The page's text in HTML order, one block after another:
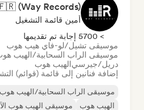
أمين قائمة التشغيل
> 5700 إجابة تم تقديمها
موسيقى تشيل/لو-فاي هيب هوب
موسيقى الراب السحابية/الهيب
دريل/جيرسيالهيب هوب
إضافة فنانين إلى قائمة (قوائم)
موسيقى الراب السحابية/الهيب هوب
الهيب هوب
موسيقى الهيب هوب